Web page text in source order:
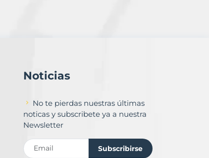
Noticias
No te pierdas nuestras últimas
noticas y subscribete ya a nuestra
Newsletter
Subscribirse